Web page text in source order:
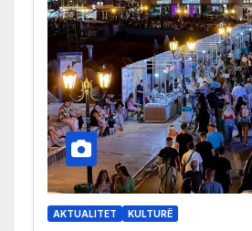
AKTUALITET KULTURË